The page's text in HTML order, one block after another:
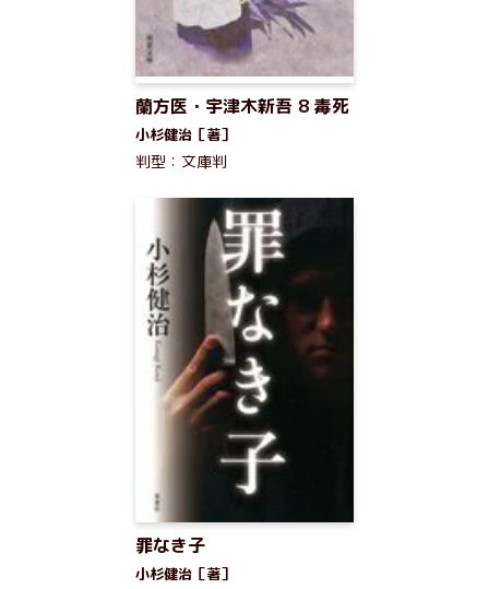
蘭方医・宇津木新吾 8 毒死
小杉健治［著］
判型：文庫判
罪なき子
小杉健治［著］